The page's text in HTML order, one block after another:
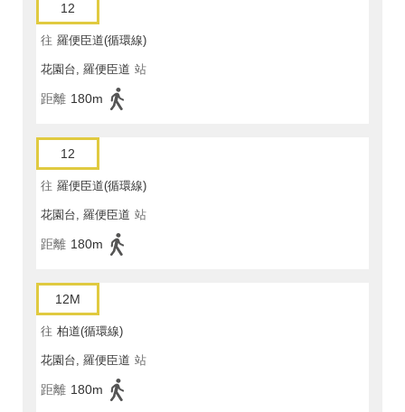
12
往 羅便臣道(循環線)
花園台, 羅便臣道 站
距離 180m
12
往 羅便臣道(循環線)
花園台, 羅便臣道 站
距離 180m
12M
往 柏道(循環線)
花園台, 羅便臣道 站
距離 180m